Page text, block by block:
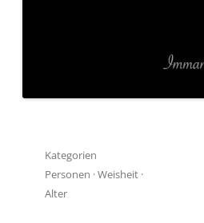
Kategorien
Personen ·Weisheit ·
Alter